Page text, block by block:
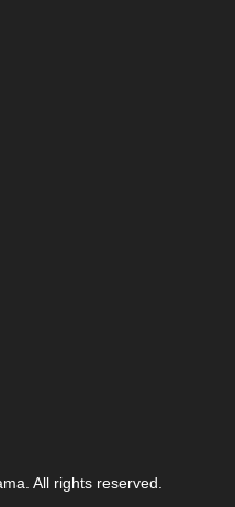
All rights reserved.